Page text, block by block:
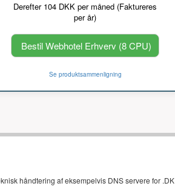
Derefter 104 DKK per måned (Faktureres
per år)
Bestil Webhotel Erhverv (8 CPU)
Se produktsammenligning
håndtering af eksempelvis DNS servere for .DK